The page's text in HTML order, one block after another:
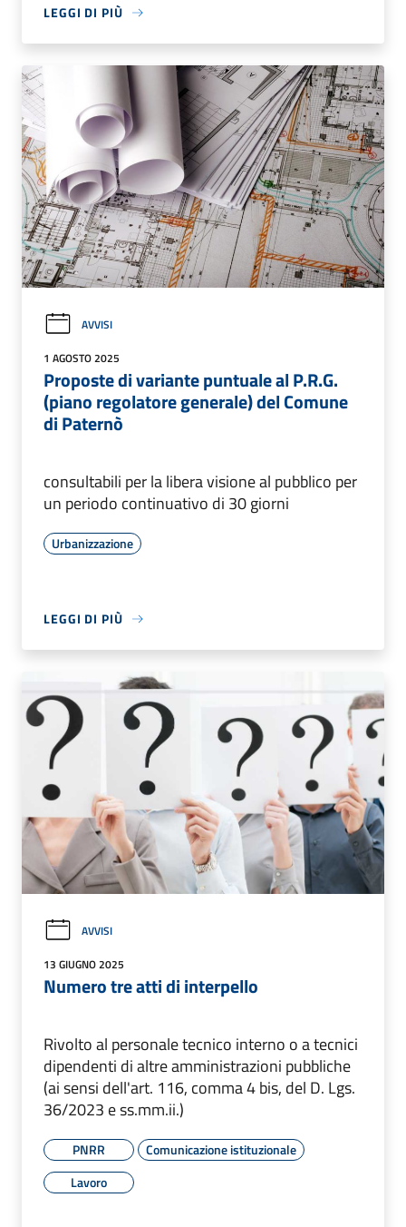
LEGGI DI PIÙ
AVVISI
1 AGOSTO 2025
Proposte di variante puntuale al P.R.G.
(piano regolatore generale) del Comune
di Paternò
consultabili per la libera visione al pubblico per
un periodo continuativo di 30 giorni
Urbanizzazione
LEGGI DI PIÙ
AVVISI
13 GIUGNO 2025
Numero tre atti di interpello
Rivolto al personale tecnico interno o a tecnici
dipendenti di altre amministrazioni pubbliche
(ai sensi dell'art. 116, comma 4 bis, del D. Lgs.
36/2023 e ss.mm.ii.)
PNRR
Comunicazione istituzionale
Lavoro